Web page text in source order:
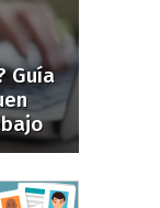
Guía